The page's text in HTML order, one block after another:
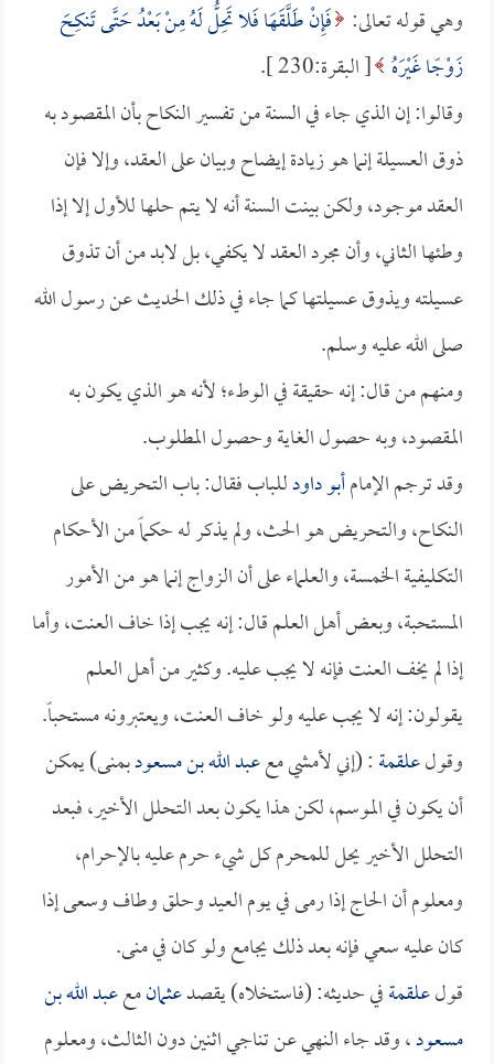
وهي قوله تعالى: فَإِنْ طَلَّقَهَا فَلا تَحِلُّ لَهُ مِنْ بَعْدُ حَتَّى تَنكِحَ
زَوْجًا غَيْرَهُ [ البقرة:230 ].
وقالوا: إن الذي جاء في السنة من تفسير النكاح بأن المقصود به
ذوق العسيلة إنما هو زيادة إيضاح وبيان على العقد، وإلا فإن
العقد موجود، ولكن بينت السنة أنه لا يتم حلها للأول إلا إذا
وطئها الثاني، وأن مجرد العقد لا يكفي، بل لابد من أن تذوق
عسيلته ويذوق عسيلتها كما جاء في ذلك الحديث عن رسول الله
صلى الله عليه وسلم.
ومنهم من قال: إنه حقيقة في الوطء؛ لأنه هو الذي يكون به
المقصود، وبه حصول الغاية وحصول المطلوب.
وقد ترجم الإمامأبو داودللباب فقال: باب التحريض على
النكاح، والتحريض هو الحث، ولم يذكر له حكماً من الأحكام
التكليفية الخمسة، والعلماء على أن الزواج إنما هو من الأمور
المستحبة، وبعض أهل العلم قال: إنه يجب إذا خاف العنت، وأما
إذا لم يخف العنت فإنه لا يجب عليه. وكثير من أهل العلم
يقولون: إنه لا يجب عليه ولو خاف العنت، ويعتبرونه مستحباً.
وقولعلقمة: (إني لأمشي مععبد الله بن مسعودبمنى) يمكن
أن يكون في الموسم، لكن هذا يكون بعد التحلل الأخير، فبعد
التحلل الأخير يحل للمحرم كل شيء حرم عليه بالإحرام،
ومعلوم أن الحاج إذا رمى في يوم العيد وحلق وطاف وسعى إذا
كان عليه سعي فإنه بعد ذلك يجامع ولو كان في منى.
قولعلقمةفي حديثه: (فاستخلاه) يقصدعثمانمععبد الله بن
مسعود، وقد جاء النهي عن تناجي اثنين دون الثالث، ومعلوم